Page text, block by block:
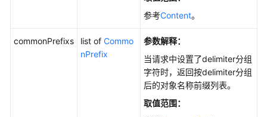
（SLA）
参考Content。
commonPrefixs list of Commo
nPrefix
参数解释：
当请求中设置了delimiter分组
字符时，返回按delimiter分组
后的对象名称前缀列表。
取值范围：